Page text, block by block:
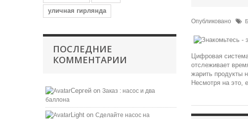
уличная гирлянда
ПОСЛЕДНИЕ
КОММЕНТАРИИ
Сергей on Заказ : насос и два
баллона
Light on Сделайте насос на
Опубликовано
Цифровая
отслеживает
жарить продукты
Несмотря на это,